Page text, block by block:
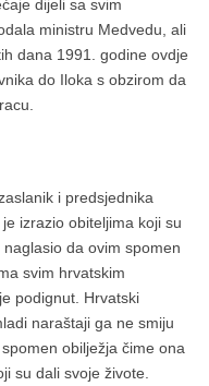
dijeli sa svim
ministru Medvedu, ali
dana 1991. godine ovdje
do Iloka s obzirom da
i predsjednika
izrazio obiteljima koji su
da ovim spomen
svim hrvatskim
podignut. Hrvatski
naraštaji ga ne smiju
obilježja čime ona
su dali svoje živote.